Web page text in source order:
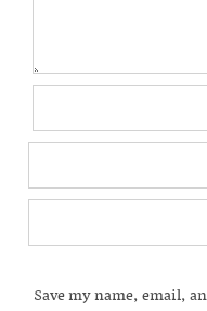
Save my name, email,